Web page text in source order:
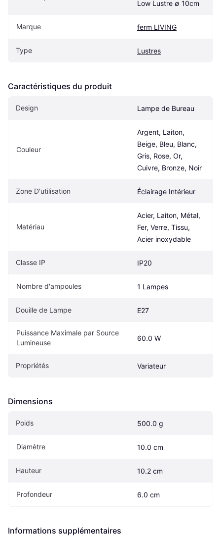
Low Lustre ∅ 10cm
Marque ferm LIVING
Type Lustres
Caractéristiques du produit
Design Lampe de Bureau
Couleur
Argent, Laiton,
Beige, Bleu, Blanc,
Gris, Rose, Or,
Cuivre, Bronze, Noir
Zone D'utilisation Éclairage Intérieur
Matériau
Acier, Laiton, Métal,
Fer, Verre, Tissu,
Acier inoxydable
Classe IP IP20
Nombre d'ampoules 1 Lampes
Douille de Lampe E27
Puissance Maximale par Source
Lumineuse
60.0 W
Propriétés Variateur
Dimensions
Poids 500.0 g
Diamètre 10.0 cm
Hauteur 10.2 cm
Profondeur 6.0 cm
Informations supplémentaires